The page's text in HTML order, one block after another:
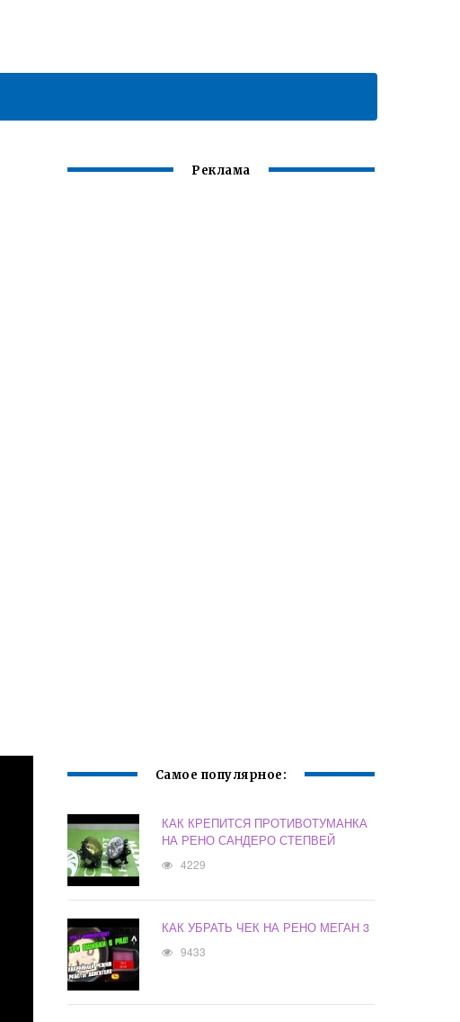
Реклама
Самое популярное:
КАК КРЕПИТСЯ ПРОТИВОТУМАНКА
НА РЕНО САНДЕРО СТЕПВЕЙ
4229
КАК УБРАТЬ ЧЕК НА РЕНО МЕГАН 3
9433